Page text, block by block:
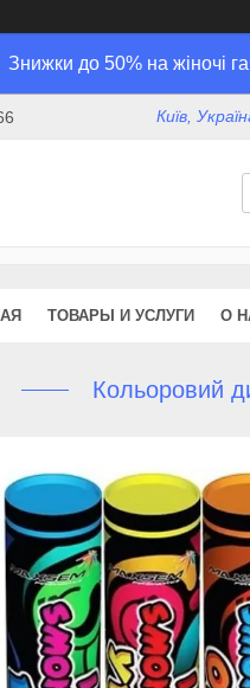
Знижки до 50% на жіночі
Київ,
ТОВАРЫ И УСЛУГИ О
Кольоровий